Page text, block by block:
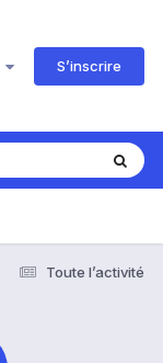
S’inscrire
Toute l’activité